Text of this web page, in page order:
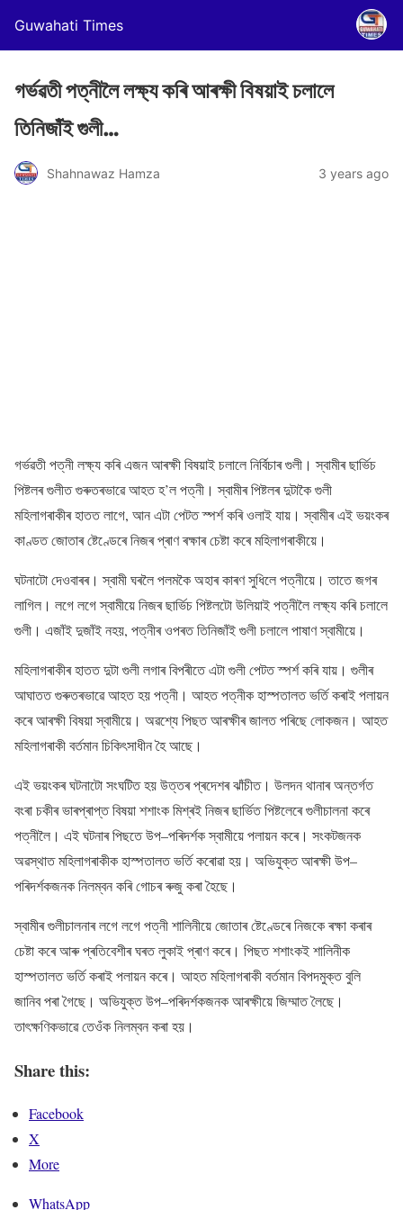
Guwahati Times
গৰ্ভৱতী পত্নীলৈ লক্ষ্য কৰি আৰক্ষী বিষয়াই চলালে
তিনিজাঁই গুলী…
Shahnawaz Hamza 3 years ago
গৰ্ভৱতী পত্নী লক্ষ্য কৰি এজন আৰক্ষী বিষয়াই চলালে নিৰ্বিচাৰ গুলী। স্বামীৰ ছাৰ্ভিচ
পিষ্টলৰ গুলীত গুৰুতৰভাৱে আহত হ’ল পত্নী। স্বামীৰ পিষ্টলৰ দুটাকৈ গুলী
মহিলাগৰাকীৰ হাতত লাগে, আন এটা পেটত স্পৰ্শ কৰি ওলাই যায়। স্বামীৰ এই ভয়ংকৰ
কাণ্ডত জোতাৰ ষ্টেণ্ডেৰে নিজৰ প্ৰাণ ৰক্ষাৰ চেষ্টা কৰে মহিলাগৰাকীয়ে।
ঘটনাটো দেওবাৰৰ। স্বামী ঘৰলৈ পলমকৈ অহাৰ কাৰণ সুধিলে পত্নীয়ে। তাতে জগৰ
লাগিল। লগে লগে স্বামীয়ে নিজৰ ছাৰ্ভিচ পিষ্টলটো উলিয়াই পত্নীলৈ লক্ষ্য কৰি চলালে
গুলী। এজাঁই দুজাঁই নহয়, পত্নীৰ ওপৰত তিনিজাঁই গুলী চলালে পাষাণ স্বামীয়ে।
মহিলাগৰাকীৰ হাতত দুটা গুলী লগাৰ বিপৰীতে এটা গুলী পেটত স্পৰ্শ কৰি যায়। গুলীৰ
আঘাতত গুৰুতৰভাৱে আহত হয় পত্নী। আহত পত্নীক হাস্পতালত ভৰ্তি কৰাই পলায়ন
কৰে আৰক্ষী বিষয়া স্বামীয়ে। অৱশ্যে পিছত আৰক্ষীৰ জালত পৰিছে লোকজন। আহত
মহিলাগৰাকী বৰ্তমান চিকিৎসাধীন হৈ আছে।
এই ভয়ংকৰ ঘটনাটো সংঘটিত হয় উত্তৰ প্ৰদেশৰ ঝাঁচীত। উলদন থানাৰ অন্তৰ্গত
বংৰা চকীৰ ভাৰপ্ৰাপ্ত বিষয়া শশাংক মিশ্ৰই নিজৰ ছাৰ্ভিত পিষ্টলেৰে গুলীচালনা কৰে
পত্নীলৈ। এই ঘটনাৰ পিছতে উপ–পৰিদৰ্শক স্বামীয়ে পলায়ন কৰে। সংকটজনক
অৱস্থাত মহিলাগৰাকীক হাস্পতালত ভৰ্তি কৰোৱা হয়। অভিযুক্ত আৰক্ষী উপ–
পৰিদৰ্শকজনক নিলম্বন কৰি গোচৰ ৰুজু কৰা হৈছে।
স্বামীৰ গুলীচালনাৰ লগে লগে পত্নী শালিনীয়ে জোতাৰ ষ্টেণ্ডেৰে নিজকে ৰক্ষা কৰাৰ
চেষ্টা কৰে আৰু প্ৰতিবেশীৰ ঘৰত লুকাই প্ৰাণ কৰে। পিছত শশাংকই শালিনীক
হাস্পতালত ভৰ্তি কৰাই পলায়ন কৰে। আহত মহিলাগৰাকী বৰ্তমান বিপদমুক্ত বুলি
জানিব পৰা গৈছে। অভিযুক্ত উপ–পৰিদৰ্শকজনক আৰক্ষীয়ে জিম্মাত লৈছে।
তাৎক্ষণিকভাৱে তেওঁক নিলম্বন কৰা হয়।
Share this:
Facebook
X
More
WhatsApp